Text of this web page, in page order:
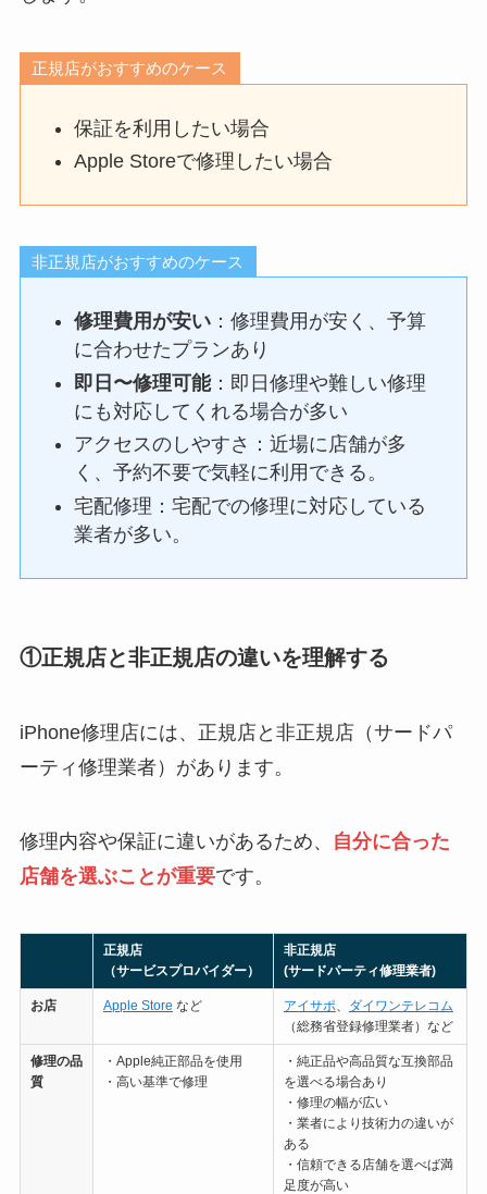
正規店がおすすめのケース
保証を利用したい場合
Apple Storeで修理したい場合
非正規店がおすすめのケース
修理費用が安い ：修理費用が安く、予算
に合わせたプランあり
即日〜修理可能：即日修理や難しい修理
にも対応してくれる場合が多い
アクセスのしやすさ：近場に店舗が多
く、予約不要で気軽に利用できる。
宅配修理：宅配での修理に対応している
業者が多い。
①正規店と非正規店の違いを理解する
iPhone修理店には、正規店と非正規店（サードパ
ーティ修理業者）があります。
修理内容や保証に違いがあるため、
自分に合った
店舗を選ぶことが重要です。
正規店
（サービスプロバイダー）
非正規店
(サードパーティ修理業者)
お店 Apple Store など アイサポ
ダイワンテレコム
（総務省登録修理業者）など
修理の品
質
・Apple純正部品を使用
・高い基準で修理
・純正品や高品質な互換部品
を選べる場合あり
・修理の幅が広い
・業者により技術力の違いが
ある
・信頼できる店舗を選べば満
足度が高い